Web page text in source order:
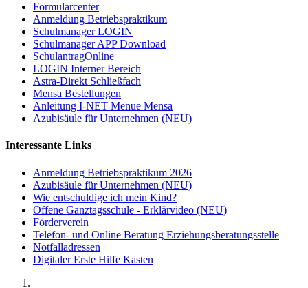
Formularcenter
Anmeldung Betriebspraktikum
Schulmanager LOGIN
Schulmanager APP Download
SchulantragOnline
LOGIN Interner Bereich
Astra-Direkt Schließfach
Mensa Bestellungen
Anleitung I-NET Menue Mensa
Azubisäule für Unternehmen (NEU)
Interessante Links
Anmeldung Betriebspraktikum 2026
Azubisäule für Unternehmen (NEU)
Wie entschuldige ich mein Kind?
Offene Ganztagsschule - Erklärvideo (NEU)
Förderverein
Telefon- und Online Beratung Erziehungsberatungsstelle
Notfalladressen
Digitaler Erste Hilfe Kasten